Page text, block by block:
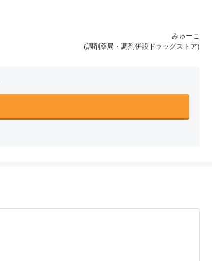
みゅーこ
(調剤薬局・調剤併設ドラッグストア)